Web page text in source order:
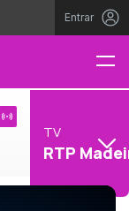
Entrar
TV
RTP